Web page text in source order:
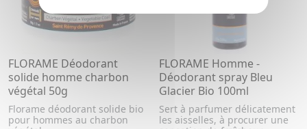
FLORAME Déodorant
solide homme charbon
végétal 50g
Florame déodorant solide bio
pour hommes au charbon
FLORAME Homme -
Déodorant spray Bleu
Glacier Bio 100ml
Sert à parfumer délicatement
les aisselles, à procurer une